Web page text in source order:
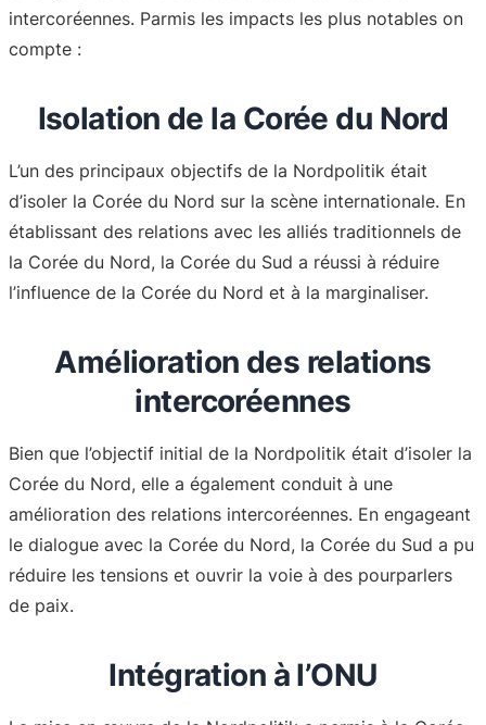
intercoréennes. Parmis les impacts les plus notables on
compte :
Isolation de la Corée du Nord
L’un des principaux objectifs de la Nordpolitik était
d’isoler la Corée du Nord sur la scène internationale. En
établissant des relations avec les alliés traditionnels de
la Corée du Nord, la Corée du Sud a réussi à réduire
l’influence de la Corée du Nord et à la marginaliser.
Amélioration des relations
intercoréennes
Bien que l’objectif initial de la Nordpolitik était d’isoler la
Corée du Nord, elle a également conduit à une
amélioration des relations intercoréennes. En engageant
le dialogue avec la Corée du Nord, la Corée du Sud a pu
réduire les tensions et ouvrir la voie à des pourparlers
de paix.
Intégration à l’ONU